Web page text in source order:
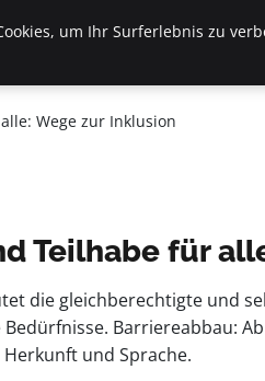
Wege zur Inklusion
Teilhabe für
die gleichberechtigte und
Barriereabbau:
und Sprache.
um Ihr Surferlebnis zu